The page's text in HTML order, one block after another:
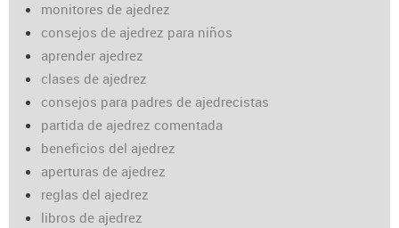
monitores de ajedrez
consejos de ajedrez para niños
aprender ajedrez
clases de ajedrez
consejos para padres de ajedrecistas
partida de ajedrez comentada
beneficios del ajedrez
aperturas de ajedrez
reglas del ajedrez
libros de ajedrez